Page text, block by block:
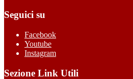
Seguici su
Facebook
Youtube
Instagram
Sezione Link Utili